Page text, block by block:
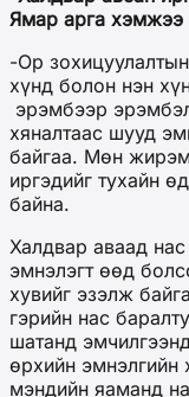
Ямар арга хэмжээ
-Ор
хүнд болон нэн
эрэмбээр
хяналтаас шууд
байгаа. Мөн
иргэдийг тухайн
байна.
Халдвар аваад
эмнэлэгт өөд
хувийг эзэлж
гэрийн нас
шатанд
өрхийн эмнэлгийн
мэндийн яаманд